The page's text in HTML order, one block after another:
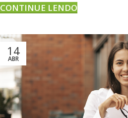
CONTINUE LENDO
14
ABR